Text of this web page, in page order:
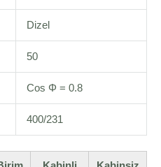
Dizel
50
Cos Φ = 0.8
400/231